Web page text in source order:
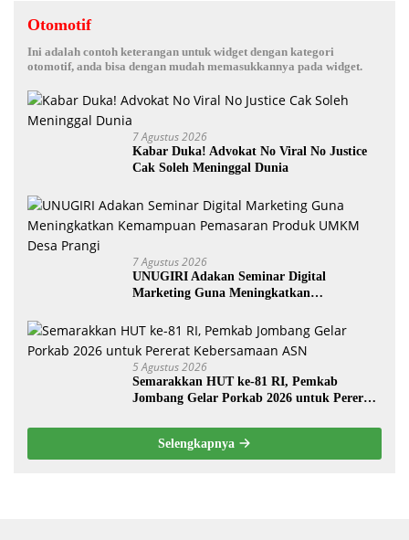
Otomotif
Ini adalah contoh keterangan untuk widget dengan kategori
otomotif, anda bisa dengan mudah memasukkannya pada widget.
7 Agustus 2026
Kabar Duka! Advokat No Viral No Justice
Cak Soleh Meninggal Dunia
7 Agustus 2026
UNUGIRI Adakan Seminar Digital
Marketing Guna Meningkatkan
Desa Prangi
5 Agustus 2026
Semarakkan HUT ke-81 RI, Pemkab
Jombang Gelar Porkab 2026 untuk Pererat
Selengkapnya